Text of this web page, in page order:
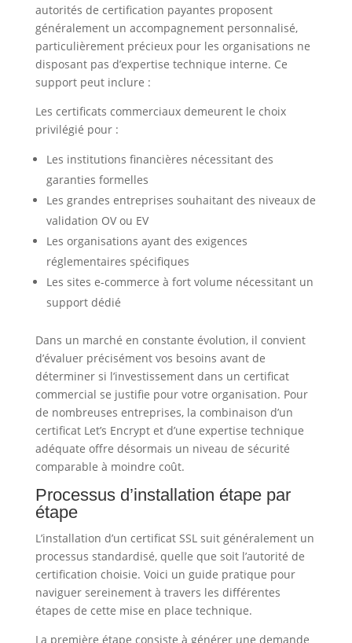
autorités de certification payantes proposent
généralement un accompagnement personnalisé,
particulièrement précieux pour les organisations ne
disposant pas d’expertise technique interne. Ce
support peut inclure :
Les certificats commerciaux demeurent le choix
privilégié pour :
Les institutions financières nécessitant des
garanties formelles
Les grandes entreprises souhaitant des niveaux de
validation OV ou EV
Les organisations ayant des exigences
réglementaires spécifiques
Les sites e-commerce à fort volume nécessitant un
support dédié
Dans un marché en constante évolution, il convient
d’évaluer précisément vos besoins avant de
déterminer si l’investissement dans un certificat
commercial se justifie pour votre organisation. Pour
de nombreuses entreprises, la combinaison d’un
certificat Let’s Encrypt et d’une expertise technique
adéquate offre désormais un niveau de sécurité
comparable à moindre coût.
Processus d’installation étape par
étape
L’installation d’un certificat SSL suit généralement un
processus standardisé, quelle que soit l’autorité de
certification choisie. Voici un guide pratique pour
naviguer sereinement à travers les différentes
étapes de cette mise en place technique.
La première étape consiste à générer une demande